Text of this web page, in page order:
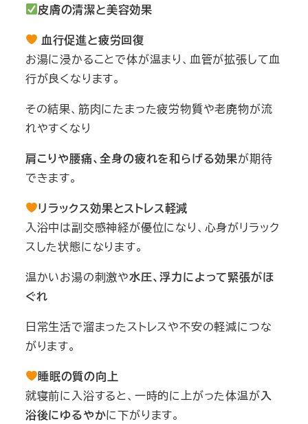
皮膚の清潔と美容効果
血行促進と疲労回復
お湯に浸かることで体が温まり、血管が拡張して血
行が良くなります。
その結果、筋肉にたまった疲労物質や老廃物が流
れやすくなり
肩こりや腰痛、全身の疲れを和らげる効果が期待
できます。
リラックス効果とストレス軽減
入浴中は副交感神経が優位になり、心身がリラック
スした状態になります。
温かいお湯の刺激や水圧、浮力によって緊張がほ
ぐれ
日常生活で溜まったストレスや不安の軽減につな
がります。
睡眠の質の向上
就寝前に入浴すると、一時的に上がった体温が入
浴後にゆるやかに下がります。